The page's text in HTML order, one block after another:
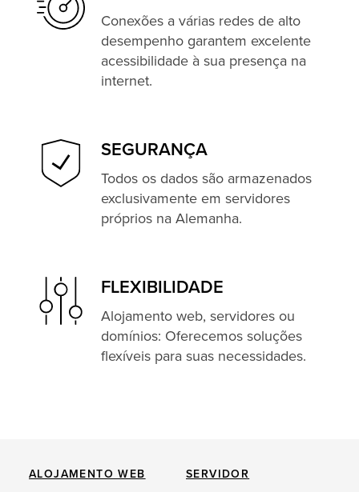
.COM
Informe ao seu provedor atual o seu
desejo de mudança de provedor, que
então removerá o bloqueio de mudança
provedor atual e nos informe (isso
ocorre durante o processo de pedido,
mas também é possível posteriormente)
então removerá o bloqueio de mudança
de provedor.
solicite o código de autenticação ao
provedor atual e nos informe (isso
desejo de mudança de provedor, que
Conexões a várias redes de alto
desempenho garantem excelente
acessibilidade à sua presença na
internet.
SEGURANÇA
Todos os dados são armazenados
exclusivamente em servidores
próprios na Alemanha.
FLEXIBILIDADE
Alojamento web, servidores ou
domínios: Oferecemos soluções
flexíveis para suas necessidades.
ALOJAMENTO WEB SERVIDOR